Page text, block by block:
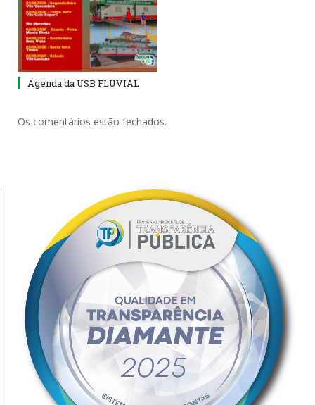
Agenda da USB FLUVIAL
Os comentários estão fechados.